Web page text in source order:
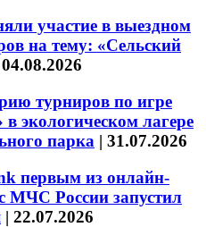
участие в выездном
на тему: «Сельский
04.08.2026
турниров по игре
экологическом лагере
парка | 31.07.2026
первым из онлайн-
МЧС России запустил
| 22.07.2026